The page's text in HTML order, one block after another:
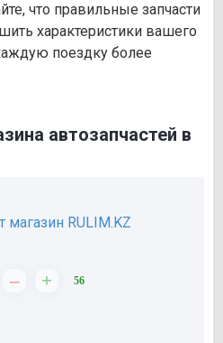
что правильные запчасти
характеристики вашего
поездку более
автозапчастей в
магазин RULIM.KZ
– + 56